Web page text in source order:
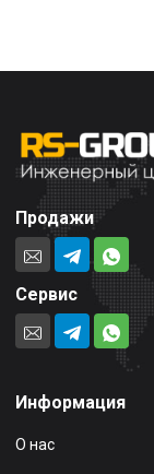
Продажи
Сервис
Информация
О нас